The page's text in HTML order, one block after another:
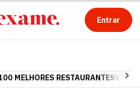
Entrar
MELHORES RESTAURANTES